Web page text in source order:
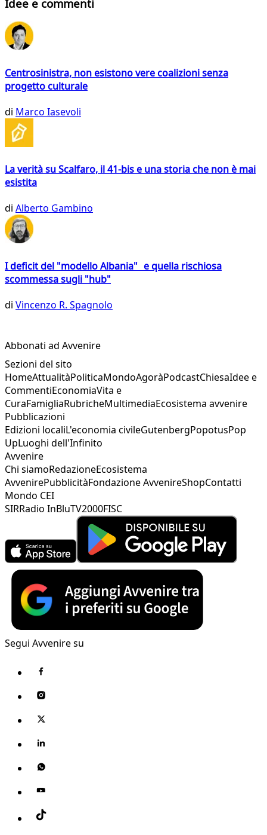
Idee e commenti
Centrosinistra, non esistono vere coalizioni senza
progetto culturale
di Marco Iasevoli
La verità su Scalfaro, il 41-bis e una storia che non è mai
esistita
di Alberto Gambino
I deficit del "modello Albania" e quella rischiosa
scommessa sugli "hub"
di Vincenzo R. Spagnolo
Abbonati ad Avvenire
Sezioni del sito
HomeAttualitàPoliticaMondoAgoràPodcastChiesaIdee e
CommentiEconomiaVita e
CuraFamigliaRubricheMultimediaEcosistema avvenire
Pubblicazioni
Edizioni localiL'economia civileGutenbergPopotusPop
UpLuoghi dell'Infinito
Avvenire
Chi siamoRedazioneEcosistema
AvvenirePubblicitàFondazione AvvenireShopContatti
Mondo CEI
SIRRadio InBluTV2000FISC
Segui Avvenire su